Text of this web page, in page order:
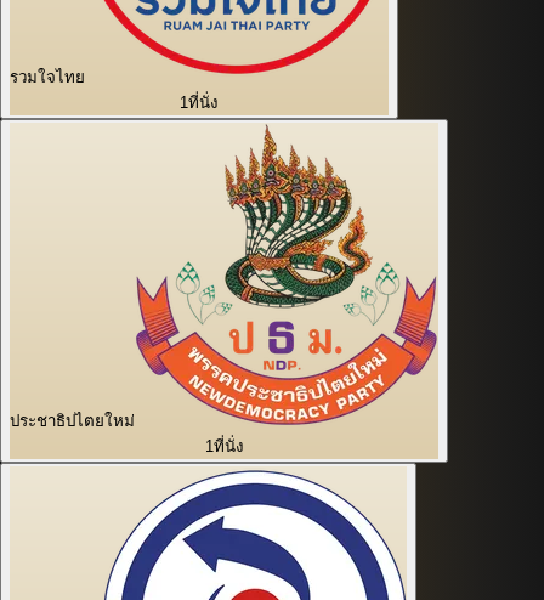
รวมใจไทย
1ที่นั่ง
ประชาธิปไตยใหม่
1ที่นั่ง